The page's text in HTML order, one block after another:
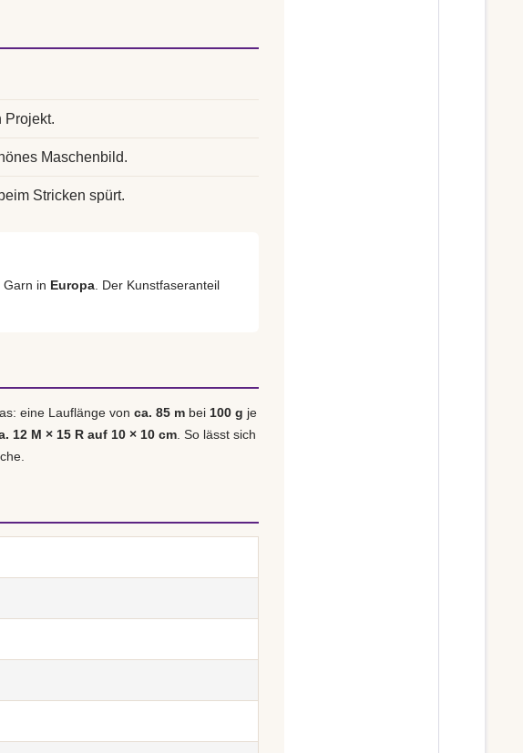
Projekt.
Maschenbild.
Stricken spürt.
in Europa . Der Kunstfaseranteil
eine Lauflänge von ca. 85 m bei 100 g je
12 M × 15 R auf 10 × 10 cm . So lässt sich